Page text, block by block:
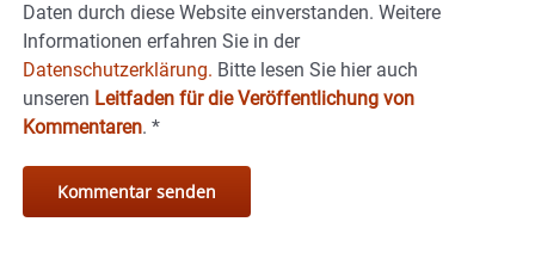
Daten durch diese Website einverstanden. Weitere
Informationen erfahren Sie in der
Datenschutzerklärung. Bitte lesen Sie hier auch
unseren Leitfaden für die Veröffentlichung von
Kommentaren. *